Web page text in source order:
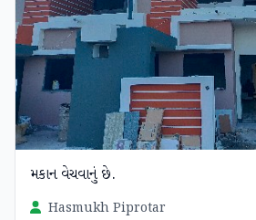
મકાન વેચવાનું છે.
Hasmukh Piprotar